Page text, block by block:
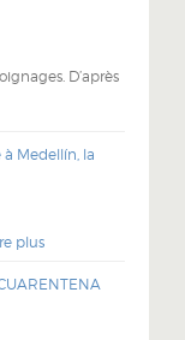
D’après
Medellín, la
plus